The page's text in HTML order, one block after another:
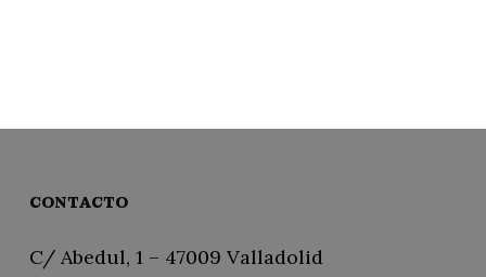
CONTACTO
C/ Abedul, 1 – 47009 Valladolid